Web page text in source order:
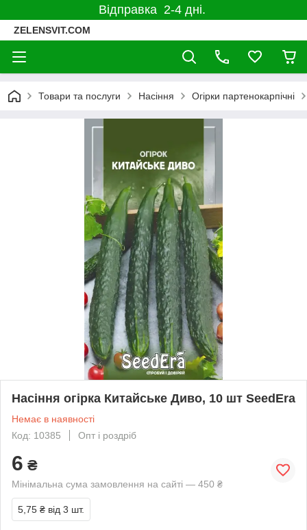
Відправка 2-4 дні.
ZELENSVIT.COM
Товари та послуги Насіння Огірки партенокарпічні
Насіння огірка Китайське Диво, 10 шт SeedEra
Немає в наявності
Код: 10385
Опт і роздріб
6 ₴
Мінімальна сума замовлення на сайті — 450 ₴
5,75 ₴ від 3 шт.